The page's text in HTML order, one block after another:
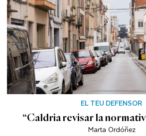
EL TEU DEFENSOR
“Caldria revisar la
Marta Ordóñez